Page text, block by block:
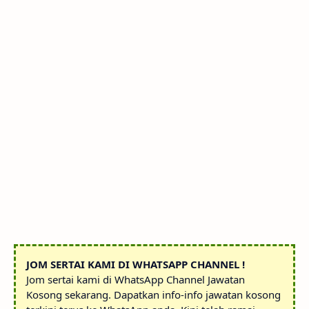
JOM SERTAI KAMI DI WHATSAPP CHANNEL !
Jom sertai kami di WhatsApp Channel Jawatan
Kosong sekarang. Dapatkan info-info jawatan kosong